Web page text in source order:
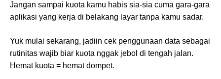
Jangan sampai kuota kamu habis sia-sia cuma gara-gara
aplikasi yang kerja di belakang layar tanpa kamu sadar.
Yuk mulai sekarang, jadiin cek penggunaan data sebagai
rutinitas wajib biar kuota nggak jebol di tengah jalan.
Hemat kuota = hemat dompet.